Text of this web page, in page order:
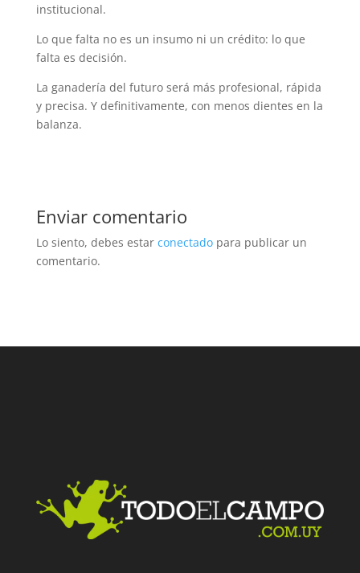
institucional.
Lo que falta no es un insumo ni un crédito: lo que
falta es decisión.
La ganadería del futuro será más profesional, rápida
y precisa. Y definitivamente, con menos dientes en la
balanza.
Enviar comentario
Lo siento, debes estar conectadopara publicar un
comentario.
Facebook